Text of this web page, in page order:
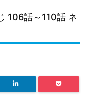
106話～110話 ネ